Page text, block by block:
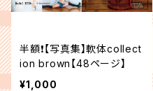
半額❗️【写真集】軟体collect
ion brown【48ページ】
¥1,000